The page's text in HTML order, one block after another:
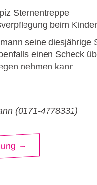
Sternentreppe
beim
seine diesjährige
einen Scheck
nehmen kann.
(0171-4778331)
→